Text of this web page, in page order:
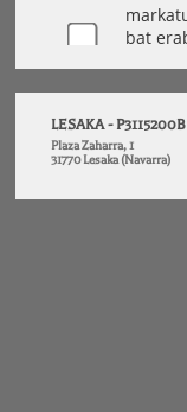
LESAKA - P3115200B
Plaza Zaharra, 1
31770 Lesaka (Navarra)